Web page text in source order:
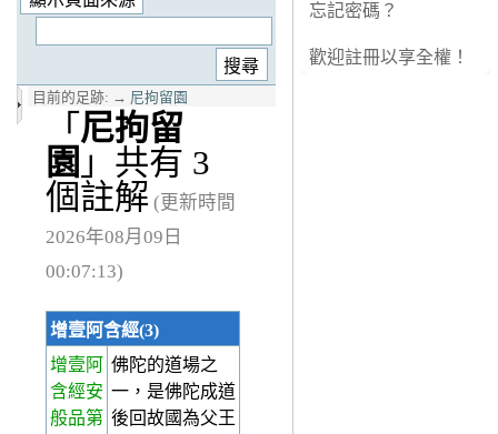
目前的足跡: → 尼拘留園
「 尼拘留
園 」共有 3
個註解 (更新時間
2026年08月09日
00:07:13)
增壹阿含經(3)
增壹阿
含經安
般品第
佛陀的道場之
一，是佛陀成道
後回故國為父王
忘記密碼？
歡迎註冊以享全權！